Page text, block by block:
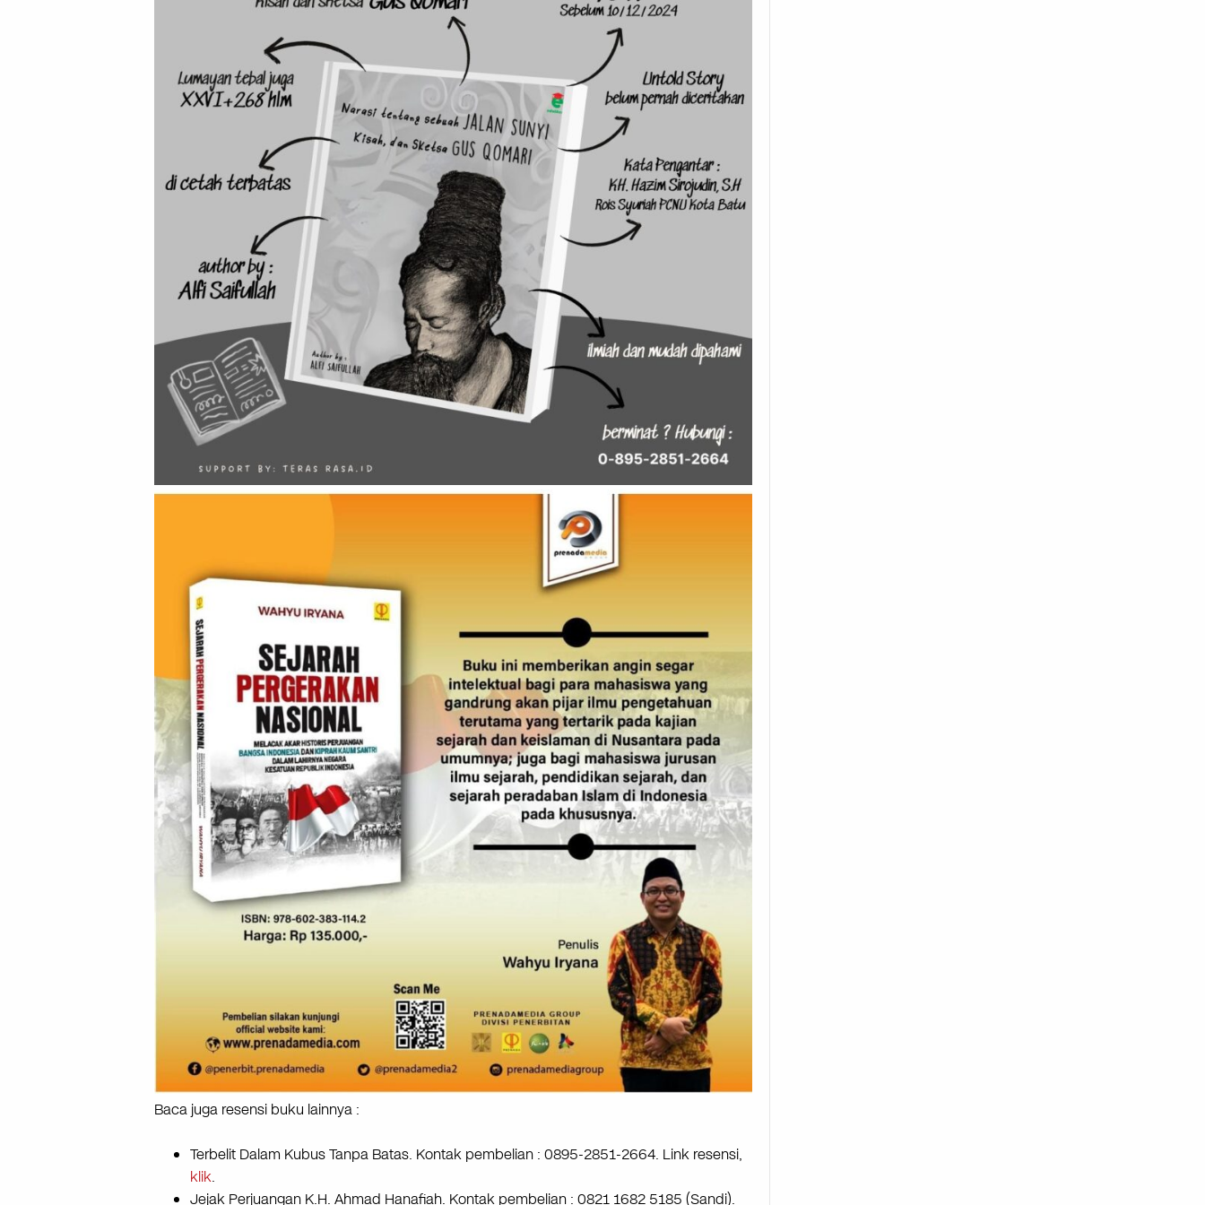
Baca juga resensi buku lainnya :
Terbelit Dalam Kubus Tanpa Batas. Kontak pembelian : 0895-2851-2664. Link resensi,
klik.
Jejak Perjuangan K.H. Ahmad Hanafiah. Kontak pembelian : 0821 1682 5185 (Sandi).